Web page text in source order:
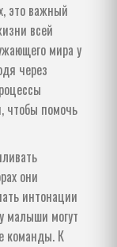
это важный
всей
мира у
через
чтобы помочь
они
интонации
малыши могут
команды. К